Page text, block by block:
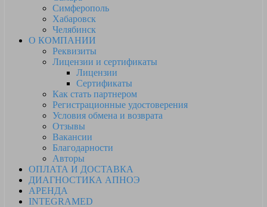
Симферополь
Хабаровск
Челябинск
О КОМПАНИИ
Реквизиты
Лицензии и сертификаты
Лицензии
Сертификаты
Как стать партнером
Регистрационные удостоверения
Условия обмена и возврата
Отзывы
Вакансии
Благодарности
Авторы
ОПЛАТА И ДОСТАВКА
ДИАГНОСТИКА АПНОЭ
АРЕНДА
INTEGRAMED